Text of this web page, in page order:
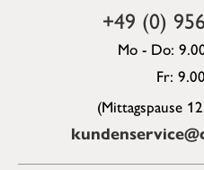
+49 (0)
Mo - Do:
Fr:
(Mittagspause